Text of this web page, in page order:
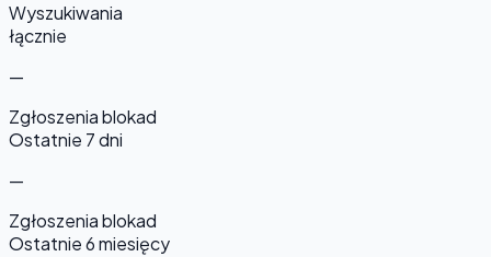
Wyszukiwania
łącznie
—
Zgłoszenia blokad
Ostatnie 7 dni
—
Zgłoszenia blokad
Ostatnie 6 miesięcy